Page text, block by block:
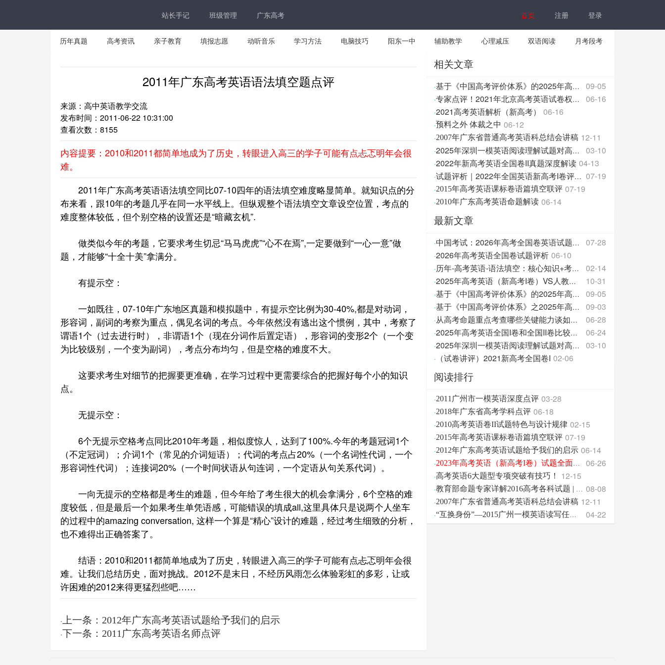
站长手记 班级管理 广东高考 首页 注册 登录
历年真题 高考资讯 亲子教育 填报志愿 动听音乐 学习方法 电脑技巧 阳东一中 辅助教学 心理减压 双语阅读 月考段考
2011年广东高考英语语法填空题点评
来源：高中英语教学交流
发布时间：2011-06-22 10:31:00
查看次数： 8155
内容提要：2010和2011都简单地成为了历史，转眼进入高三的学子可能有点忐忑明年会很
难。
2011年广东高考英语语法填空同比07-10四年的语法填空难度略显简单。就知识点的分
布来看，跟10年的考题几乎在同一水平线上。但纵观整个语法填空文章设空位置，考点的
难度整体较低，但个别空格的设置还是“暗藏玄机”.
做类似今年的考题，它要求考生切忌“马马虎虎”“心不在焉”,一定要做到“一心一意”做
题，才能够“十全十美”拿满分。
有提示空：
一如既往，07-10年广东地区真题和模拟题中，有提示空比例为30-40%,都是对动词，
形容词，副词的考察为重点，偶见名词的考点。今年依然没有逃出这个惯例，其中，考察了
谓语1个（过去进行时），非谓语1个（现在分词作后置定语），形容词的变形2个（一个变
为比较级别，一个变为副词），考点分布均匀，但是空格的难度不大。
这要求考生对细节的把握要更准确，在学习过程中更需要综合的把握好每个小的知识
点。
无提示空：
6个无提示空格考点同比2010年考题，相似度惊人，达到了100%.今年的考题冠词1个
（不定冠词）；介词1个（常见的介词短语）；代词的考点占20%（一个名词性代词，一个
形容词性代词）；连接词20%（一个时间状语从句连词，一个定语从句关系代词）。
一向无提示的空格都是考生的难题，但今年给了考生很大的机会拿满分，6个空格的难
度较低，但是最后一个如果考生单凭语感，可能错误的填成all,这里具体只是说两个人坐车
的过程中的amazing conversation, 这样一个算是“精心”设计的难题，经过考生细致的分析，
也不难得出正确答案了。
结语：2010和2011都简单地成为了历史，转眼进入高三的学子可能有点忐忑明年会很
难。让我们总结历史，面对挑战。2012不是末日，不经历风雨怎么体验彩虹的多彩，让或
许困难的2012来得更猛烈些吧……
· 上一条：2012年广东高考英语试题给予我们的启示
·下一条：2011广东高考英语名师点评
相关文章
· 基于《中国高考评价体系》的2025年高考英语试题分析与反思2 09-05
· 专家点评！2021年北京高考英语试卷权威解析 06-16
·2021高考英语解析（新高考） 06-16
·预料之外 体裁之中 06-12
·2007年广东省普通高考英语科总结会讲稿 12-11
· 2025年深圳一模英语阅读理解试题对高中英语教学的促进意义浅析 03-10
·2022年新高考英语全国卷II真题深度解读 04-13
· 试题评析｜2022年全国英语新高考I卷评析及教学策略 07-19
·2015年高考英语课标卷语篇填空联评 07-19
·2010年广东高考英语命题解读 06-14
最新文章
· 中国考试：2026年高考全国卷英语试题评析 07-28
·2026年高考英语全国卷试题评析 06-10
· 历年-高考英语-语法填空：核心知识+考点共性+真题汇 02-14
· 2025年高考英语（新高考I卷）VS人教版教材的话题 10-31
· 基于《中国高考评价体系》的2025年高考英语试题分析 09-05
· 基于《中国高考评价体系》之2025年高考英语试题分析 09-03
· 从高考命题重点考查哪些关键能力谈如何备考 06-28
· 2025年高考英语全国I卷和全国II卷比较分析报告 06-24
· 2025年深圳一模英语阅读理解试题对高中英语教学的促 03-10
· （试卷讲评）2021新高考全国卷I 02-06
阅读排行
·2011广州市一模英语深度点评 03-28
·2018年广东省高考学科点评 06-18
·2010高考英语卷II试题特色与设计规律 02-15
·2015年高考英语课标卷语篇填空联评 07-19
·2012年广东高考英语试题给予我们的启示 06-14
· 2023年高考英语（新高考I卷）试题全面测评 06-26
·高考英语6大题型专项突破有技巧！ 12-15
· 教育部命题专家详解2016高考各科试题 | 附2017高考各 08-08
·2007年广东省普通高考英语科总结会讲稿 12-11
· “互换身份”—2015广州一模英语读写任务之我见 04-22